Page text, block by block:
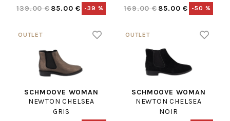
139.00 €85.00 € -39 %
169.00 €85.00 € -50 %
SCHMOOVE WOMAN
NEWTON CHELSEA
GRIS
SCHMOOVE WOMAN
NEWTON CHELSEA
NOIR